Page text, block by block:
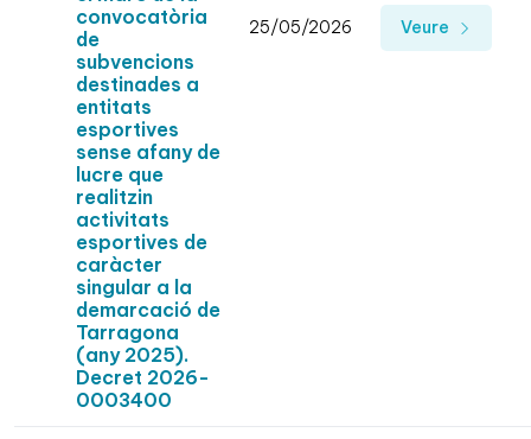
convocatòria
de
subvencions
destinades a
entitats
esportives
sense afany de
lucre que
realitzin
activitats
esportives de
caràcter
singular a la
demarcació de
Tarragona
(any 2025).
Decret 2026-
0003400
25/05/2026 Veure